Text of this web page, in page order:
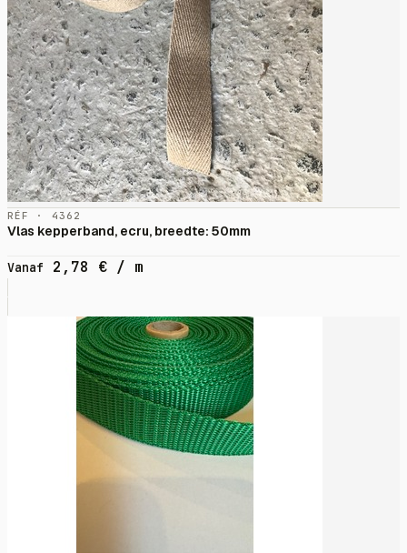
RÉF · 4362
Vlas kepperband, ecru, breedte: 50mm
Vanaf 2,78 € / m